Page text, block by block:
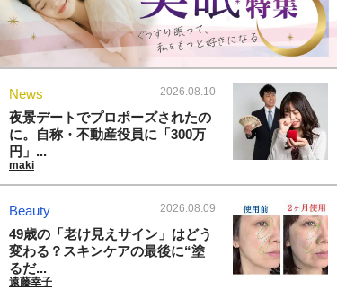
News 2026.08.10
夜景デートでプロポーズされたの
に。自称・不動産役員に「300万
円」...
maki
Beauty 2026.08.09
49歳の「老け見えサイン」はどう
変わる？スキンケアの最後に“塗
るだ...
遠藤幸子